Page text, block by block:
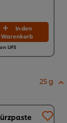
In den
Warenkorb
UFS
25 g